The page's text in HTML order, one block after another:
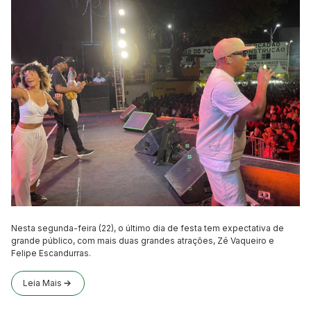
Nesta segunda-feira (22), o último dia de festa tem expectativa de
grande público, com mais duas grandes atrações, Zé Vaqueiro e
Felipe Escandurras.
Leia Mais